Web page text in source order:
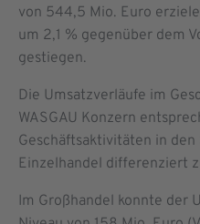
von 544,5 Mio. Euro
um 2,1 % gegenüber dem
gestiegen.
Die Umsatzverläufe im
WASGAU Konzern
Geschäftsaktivitäten in
Einzelhandel differenziert
Im Großhandel konnte der